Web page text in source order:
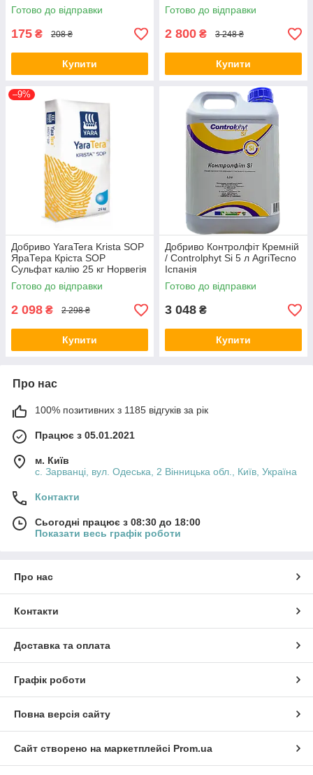
Готово до відправки
175 ₴ 208 ₴
Купити
Готово до відправки
2 800 ₴ 3 248 ₴
Купити
–9%
Добриво YaraTera Krista SOP
ЯраТера Кріста SOP
Сульфат калію 25 кг Норвегія
Готово до відправки
2 098 ₴ 2 298 ₴
Купити
Добриво Контролфіт Кремній
/ Controlphyt Si 5 л AgriTecno
Іспанія
Готово до відправки
3 048 ₴
Купити
Про нас
100% позитивних з 1185 відгуків за рік
Працює з 05.01.2021
м. Київ
с. Зарванці, вул. Одеська, 2 Вінницька обл., Київ, Україна
Контакти
Сьогодні працює з 08:30 до 18:00
Показати весь графік роботи
Про нас
Контакти
Доставка та оплата
Графік роботи
Повна версія сайту
Сайт створено на маркетплейсі Prom.ua